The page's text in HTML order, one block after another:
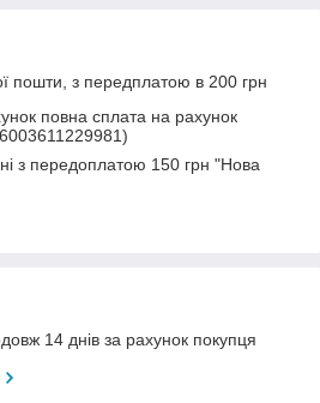
пошти, з передплатою в 200 грн
повна сплата на рахунок
з передоплатою 150 грн "Нова
14 днів за рахунок покупця